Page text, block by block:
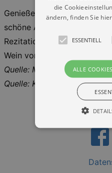
Genießen Sie den Garten
schöne Aussicht vom
Rezitationen aus Schillers
Wein vom Dresdner Elbhang
Quelle: Museen der Stadt
Quelle: Kulturkalender
die
ändern, finden Sie
ESSENTIELL
ALLE
Essentielle Cookies